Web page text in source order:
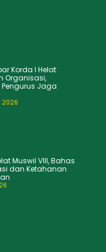
Korda I Helat
Organisasi,
Jaga
2026
Muswil VIII, Bahas
dan Ketahanan